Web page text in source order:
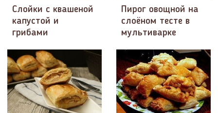
Слойки с квашеной
капустой и
грибами
Пирог овощной на
слоёном тесте в
мультиварке